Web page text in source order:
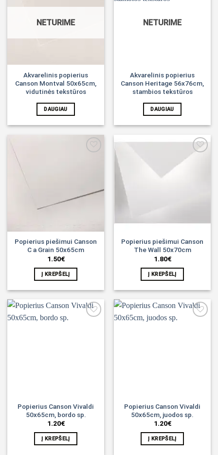
NETURIME
Akvarelinis popierius
Canson Montval 50x65cm,
vidutinės tekstūros
DAUGIAU
NETURIME
Akvarelinis popierius
Canson Heritage 56x76cm,
stambios tekstūros
DAUGIAU
Popierius piešimui Canson
C a Grain 50x65cm
1.50€
Į KREPŠELĮ
Popierius piešimui Canson
The Wall 50x70cm
1.80€
Į KREPŠELĮ
Popierius Canson Vivaldi
50x65cm, bordo sp.
1.20€
Į KREPŠELĮ
Popierius Canson Vivaldi
50x65cm, juodos sp.
1.20€
Į KREPŠELĮ